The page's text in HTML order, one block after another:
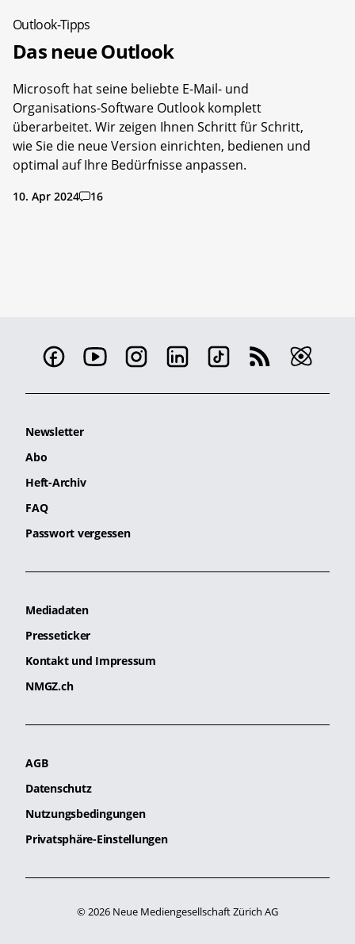
Outlook-Tipps
Das neue Outlook
Microsoft hat seine beliebte E-Mail- und
Organisations-Software Outlook komplett
überarbeitet. Wir zeigen Ihnen Schritt für Schritt,
wie Sie die neue Version einrichten, bedienen und
optimal auf Ihre Bedürfnisse anpassen.
10. Apr 2024 16
Newsletter
Abo
Heft-Archiv
FAQ
Passwort vergessen
Mediadaten
Presseticker
Kontakt und Impressum
NMGZ.ch
AGB
Datenschutz
Nutzungsbedingungen
Privatsphäre-Einstellungen
© 2026 Neue Mediengesellschaft Zürich AG